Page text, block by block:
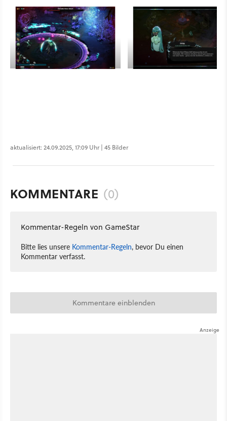
aktualisiert: 24.09.2025, 17:09 Uhr | 45 Bilder
KOMMENTARE (0)
Kommentar-Regeln von GameStar
Bitte lies unsere Kommentar-Regeln, bevor Du einen
Kommentar verfasst.
Kommentare einblenden